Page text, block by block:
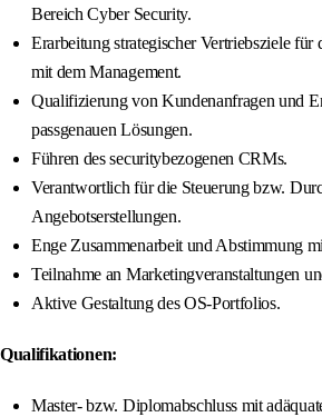
Bereich Cyber Security.
Erarbeitung strategischer Vertriebsziele für
mit dem Management.
Qualifizierung von Kundenanfragen und
passgenauen Lösungen.
Führen des securitybezogenen CRMs.
Verantwortlich für die Steuerung bzw.
Angebotserstellungen.
Enge Zusammenarbeit und Abstimmung
Teilnahme an Marketingveranstaltungen
Aktive Gestaltung des OS-Portfolios.
Qualifikationen:
Master- bzw. Diplomabschluss mit